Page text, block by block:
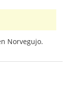
Norvegujo.